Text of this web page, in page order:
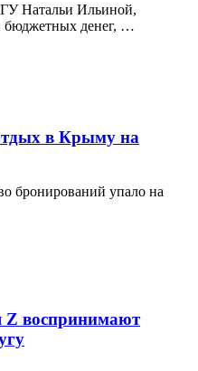
Натальи Ильиной,
бюджетных денег, …
в Крыму на
бронирований упало на
Z воспринимают